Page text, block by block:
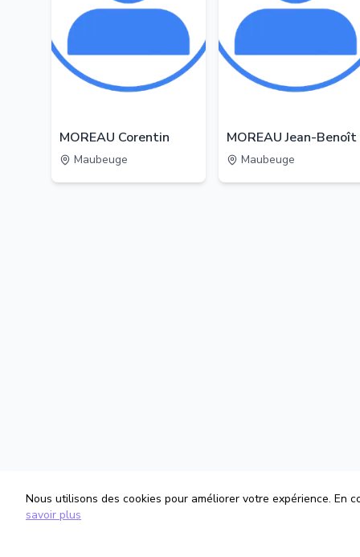
MOREAU Corentin
Maubeuge
MOREAU Jean-Benoît
Maubeuge
Nous utilisons des cookies pour améliorer votre expérience. En
savoir plus